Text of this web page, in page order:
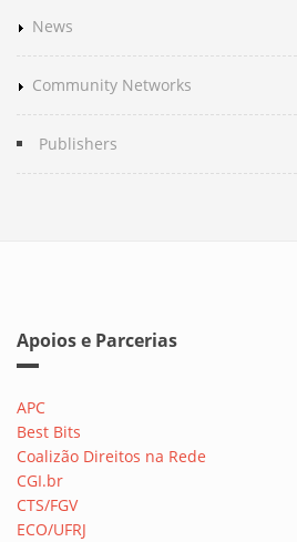
News
Community Networks
Publishers
Apoios e Parcerias
APC
Best Bits
Coalizão Direitos na Rede
CGI.br
CTS/FGV
ECO/UFRJ